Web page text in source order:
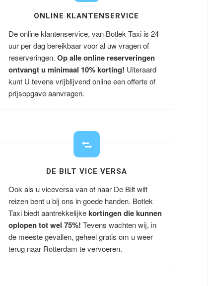
ONLINE KLANTENSERVICE
De online klantenservice, van Botlek Taxi is 24
uur per dag bereikbaar voor al uw vragen of
reserveringen.Op alle online reserveringen
ontvangt u minimaal 10% korting! Uiteraard
kunt U tevens vrijblijvend online een offerte of
prijsopgave aanvragen.
DE BILT VICE VERSA
Ook als u viceversa van of naar De Bilt wilt
reizen bent u bij ons in goede handen. Botlek
Taxi biedt aantrekkelijkekortingen die kunnen
oplopen tot wel 75%!Tevens wachten wij, in
de meeste gevallen, geheel gratis om u weer
terug naar Rotterdam te vervoeren.